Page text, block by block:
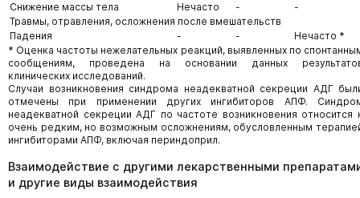
Снижение массы тела
Нечасто -
-
Травмы, отравления, осложнения после вмешательств
Падения
- -
Нечасто *
* Оценка частоты нежелательных реакций, выявленных по
сообщениям, проведена на основании данных
клинических исследований.
Случаи возникновения синдрома неадекватной секреции АДГ
отмечены при применении других ингибиторов АПФ.
неадекватной секреции АДГ по частоте возникновения относится
очень редким, но возможным осложнениям, обусловленным
ингибиторами АПФ, включая периндоприл.
Взаимодействие с другими лекарственными
и другие виды взаимодействия